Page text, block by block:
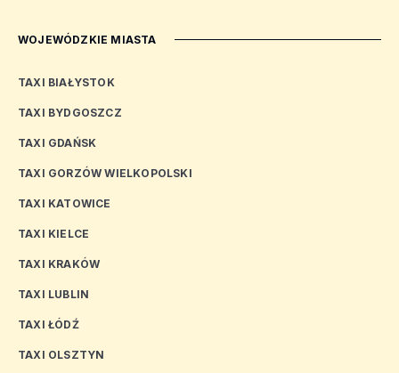
WOJEWÓDZKIE MIASTA
TAXI BIAŁYSTOK
TAXI BYDGOSZCZ
TAXI GDAŃSK
TAXI GORZÓW WIELKOPOLSKI
TAXI KATOWICE
TAXI KIELCE
TAXI KRAKÓW
TAXI LUBLIN
TAXI ŁÓDŹ
TAXI OLSZTYN